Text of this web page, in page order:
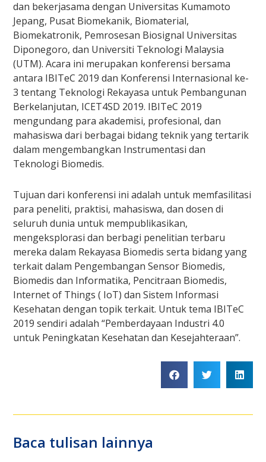
dan bekerjasama dengan Universitas Kumamoto
Jepang, Pusat Biomekanik, Biomaterial,
Biomekatronik, Pemrosesan Biosignal Universitas
Diponegoro, dan Universiti Teknologi Malaysia
(UTM). Acara ini merupakan konferensi bersama
antara IBITeC 2019 dan Konferensi Internasional ke-
3 tentang Teknologi Rekayasa untuk Pembangunan
Berkelanjutan, ICET4SD 2019. IBITeC 2019
mengundang para akademisi, profesional, dan
mahasiswa dari berbagai bidang teknik yang tertarik
dalam mengembangkan Instrumentasi dan
Teknologi Biomedis.
Tujuan dari konferensi ini adalah untuk memfasilitasi
para peneliti, praktisi, mahasiswa, dan dosen di
seluruh dunia untuk mempublikasikan,
mengeksplorasi dan berbagi penelitian terbaru
mereka dalam Rekayasa Biomedis serta bidang yang
terkait dalam Pengembangan Sensor Biomedis,
Biomedis dan Informatika, Pencitraan Biomedis,
Internet of Things ( IoT) dan Sistem Informasi
Kesehatan dengan topik terkait. Untuk tema IBITeC
2019 sendiri adalah “Pemberdayaan Industri 4.0
untuk Peningkatan Kesehatan dan Kesejahteraan”.
Baca tulisan lainnya